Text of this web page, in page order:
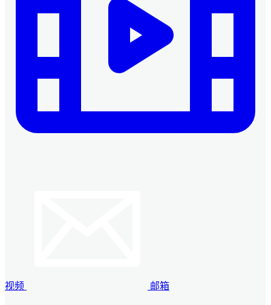
视频 邮箱